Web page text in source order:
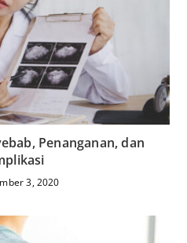
e
:
Penanganan, dan
3, 2020